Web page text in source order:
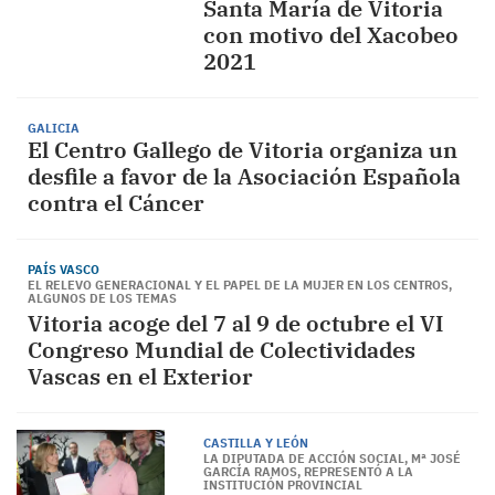
Santa María de Vitoria
con motivo del Xacobeo
2021
GALICIA
El Centro Gallego de Vitoria organiza un
desfile a favor de la Asociación Española
contra el Cáncer
PAÍS VASCO
EL RELEVO GENERACIONAL Y EL PAPEL DE LA MUJER EN LOS CENTROS,
ALGUNOS DE LOS TEMAS
Vitoria acoge del 7 al 9 de octubre el VI
Congreso Mundial de Colectividades
Vascas en el Exterior
CASTILLA Y LEÓN
LA DIPUTADA DE ACCIÓN SOCIAL, Mª JOSÉ
GARCÍA RAMOS, REPRESENTÓ A LA
INSTITUCIÓN PROVINCIAL